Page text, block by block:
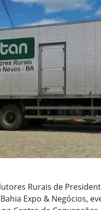
Rurais de
Expo & Negócios,